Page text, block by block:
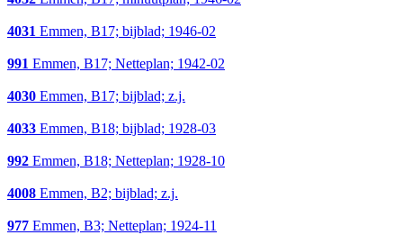
4031 Emmen, B17; bijblad; 1946-02
991 Emmen, B17; Netteplan; 1942-02
4030 Emmen, B17; bijblad; z.j.
4033 Emmen, B18; bijblad; 1928-03
992 Emmen, B18; Netteplan; 1928-10
4008 Emmen, B2; bijblad; z.j.
977 Emmen, B3; Netteplan; 1924-11